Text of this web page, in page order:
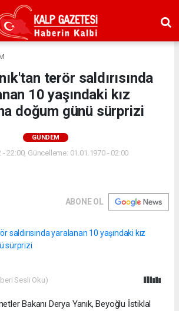
terör saldırısında
10 yaşındaki kız
doğum günü sürprizi
GÜNDEM
- 22:00, Güncelleme: 01.01.1970 - 02:00
ABONE OL
Sesli Oku)
Bakanı Derya Yanık, Beyoğlu İstiklal